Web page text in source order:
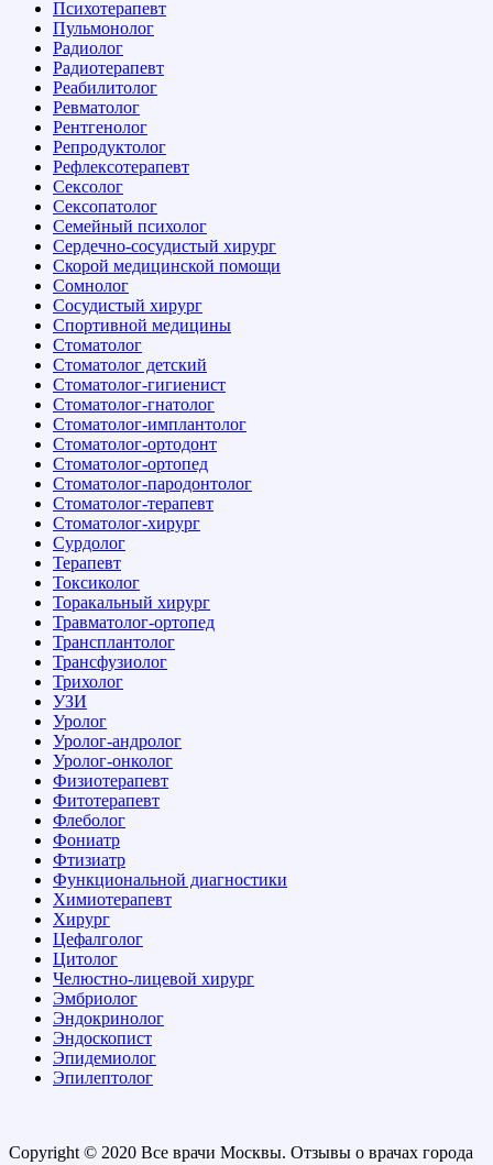
Психотерапевт
Пульмонолог
Радиолог
Радиотерапевт
Реабилитолог
Ревматолог
Рентгенолог
Репродуктолог
Рефлексотерапевт
Сексолог
Сексопатолог
Семейный психолог
Сердечно-сосудистый хирург
Скорой медицинской помощи
Сомнолог
Сосудистый хирург
Спортивной медицины
Стоматолог
Стоматолог детский
Стоматолог-гигиенист
Стоматолог-гнатолог
Стоматолог-имплантолог
Стоматолог-ортодонт
Стоматолог-ортопед
Стоматолог-пародонтолог
Стоматолог-терапевт
Стоматолог-хирург
Сурдолог
Терапевт
Токсиколог
Торакальный хирург
Травматолог-ортопед
Трансплантолог
Трансфузиолог
Трихолог
УЗИ
Уролог
Уролог-андролог
Уролог-онколог
Физиотерапевт
Фитотерапевт
Флеболог
Фониатр
Фтизиатр
Функциональной диагностики
Химиотерапевт
Хирург
Цефалголог
Цитолог
Челюстно-лицевой хирург
Эмбриолог
Эндокринолог
Эндоскопист
Эпидемиолог
Эпилептолог
Copyright © 2020 Все врачи Москвы. Отзывы о врачах города